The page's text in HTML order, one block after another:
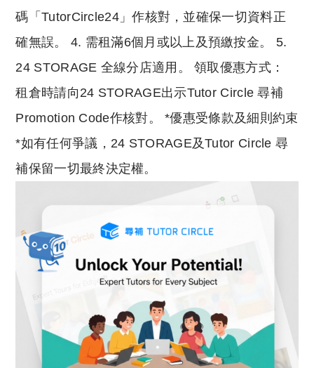
碼「TutorCircle24」作核對，並確保一切資料正
確無誤。 4. 需租滿6個月或以上及預繳按金。 5.
24 STORAGE 全線分店適用。 領取優惠方式：
租倉時請向24 STORAGE出示Tutor Circle 尋補
Promotion Code作核對。 *優惠受條款及細則約束
*如有任何爭議，24 STORAGE及Tutor Circle 尋
補保留一切最終決定權。